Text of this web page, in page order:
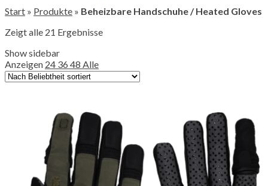
Start » Produkte » Beheizbare Handschuhe / Heated Gloves
Zeigt alle 21 Ergebnisse
Show sidebar
Anzeigen 24 36 48 Alle